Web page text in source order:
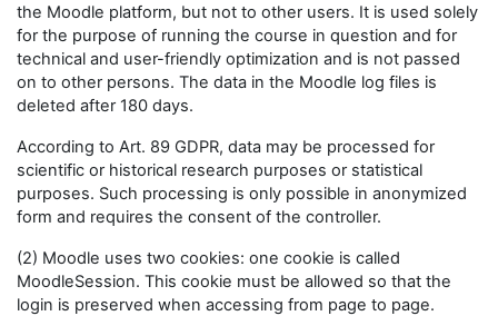
the Moodle platform, but not to other users. It is used solely
for the purpose of running the course in question and for
technical and user-friendly optimization and is not passed
on to other persons. The data in the Moodle log files is
deleted after 180 days.
According to Art. 89 GDPR, data may be processed for
scientific or historical research purposes or statistical
purposes. Such processing is only possible in anonymized
form and requires the consent of the controller.
(2) Moodle uses two cookies: one cookie is called
MoodleSession. This cookie must be allowed so that the
login is preserved when accessing from page to page.